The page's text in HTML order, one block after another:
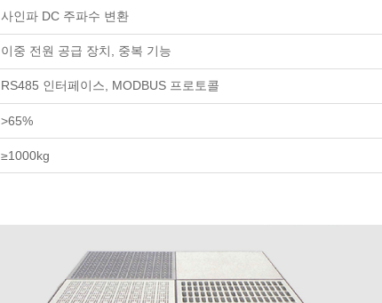
사인파 DC 주파수 변환
이중 전원 공급 장치, 중복 기능
RS485 인터페이스, MODBUS 프로토콜
>65%
≥1000kg